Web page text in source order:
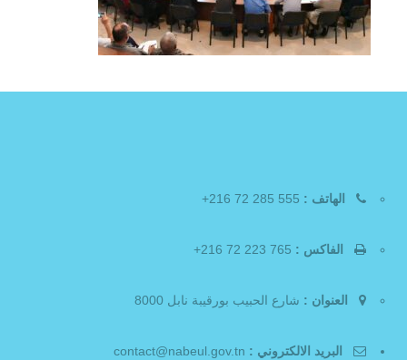
الهاتف :
الفاكس :
العنوان : شارع الحبيب بورقيبة نابل 8000
البريد الالكتروني :